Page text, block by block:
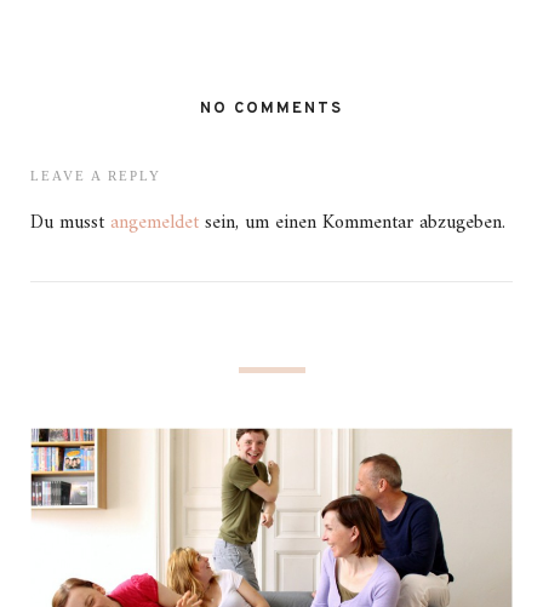
NO COMMENTS
LEAVE A REPLY
Du musst angemeldetsein, um einen Kommentar abzugeben.